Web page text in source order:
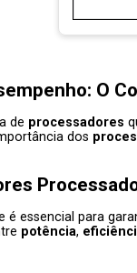
: O
de processadores
dos
é essencial para
potência,